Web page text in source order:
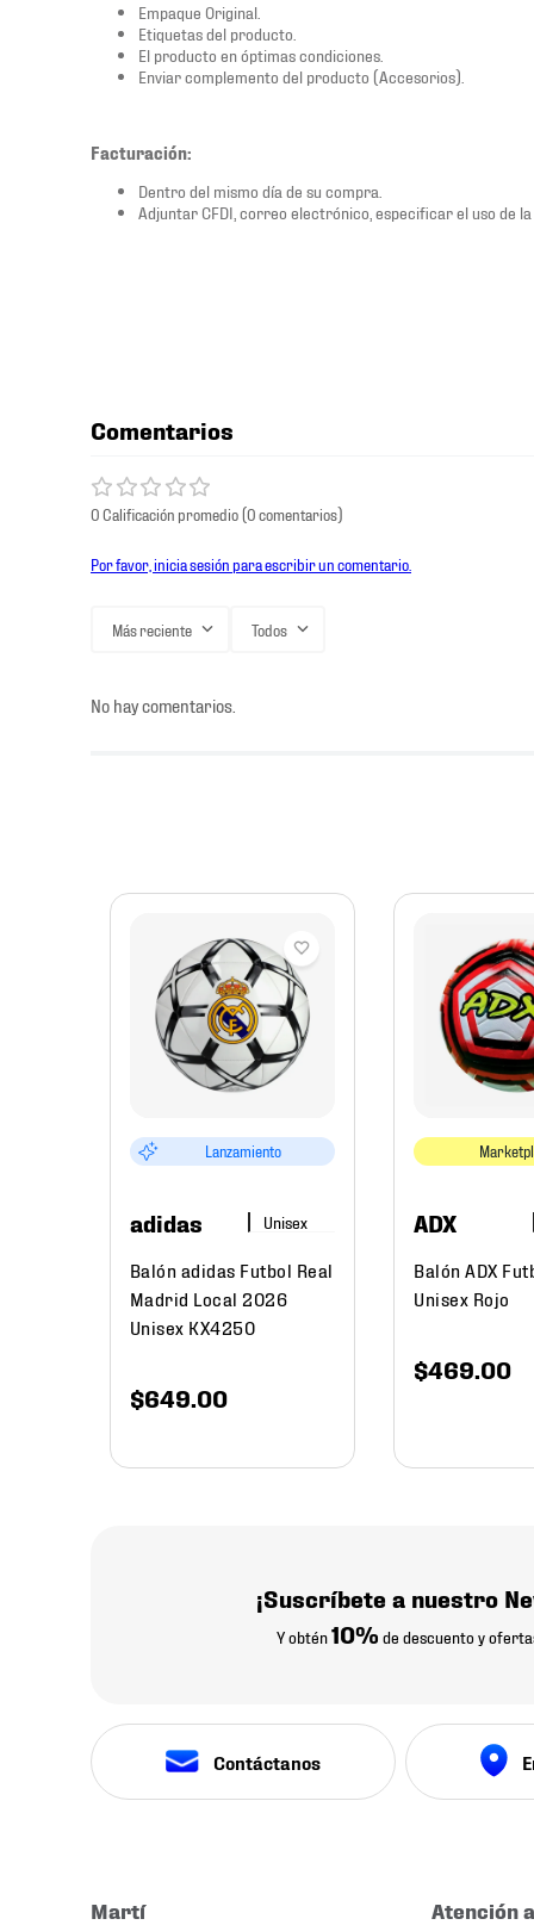
Empaque Original.
Etiquetas del producto.
El producto en óptimas condiciones.
Enviar complemento del producto (Accesorios).
Facturación:
Dentro del mismo día de su compra.
Adjuntar CFDI, correo electrónico, especificar el uso de
Comentarios
0 Calificación promedio(0 comentarios)
Por favor, inicia sesión para escribir un comentario.
Más reciente Todos
No hay comentarios.
Lanzamiento
adidas
Balón adidas Futbol Real
Madrid Local 2026
Unisex KX4250
$649.00
ADX
Balón ADX
Unisex Rojo
$469.00
¡Suscríbete a nuestro
Y obtén10% de descuento y
Contáctanos
Martí Atención